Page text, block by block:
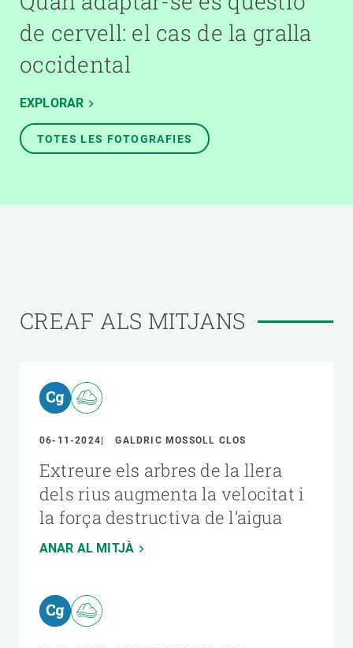
de cervell: el cas de la gralla
occidental
EXPLORAR
TOTES LES FOTOGRAFIES
CREAF ALS MITJANS
06-11-2024 GALDRIC MOSSOLL CLOS
Extreure els arbres de la llera
dels rius augmenta la velocitat i
la força destructiva de l’aigua
ANAR AL MITJÀ